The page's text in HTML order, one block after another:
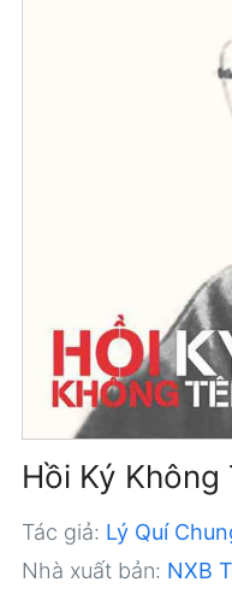
Hồi Ký Không
Tác giả: Lý Quí
Nhà xuất bản: NXB